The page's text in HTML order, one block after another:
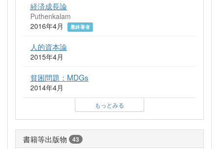
経済成長論
Puthenkalam
2016年4月
最終著者
人的資本論
2015年4月
貧困問題：MDGs
2014年4月
もっとみる
書籍等出版物 43